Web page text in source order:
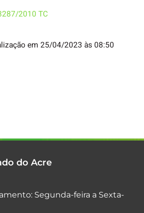
2010 TC
em 25/04/2023 às 08:50
do Acre
Segunda-feira a Sexta-